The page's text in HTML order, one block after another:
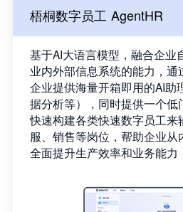
梧桐数字员工 AgentHR
基于AI大语言模型，融合企业
业内外部信息系统的能力，通
企业提供海量开箱即用的AI助
据分析等），同时提供一个低
快速构建各类快速数字员工来
服、销售等岗位，帮助企业从
全面提升生产效率和业务能力